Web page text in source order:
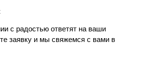
с радостью ответят на ваши
заявку и мы свяжемся с вами в